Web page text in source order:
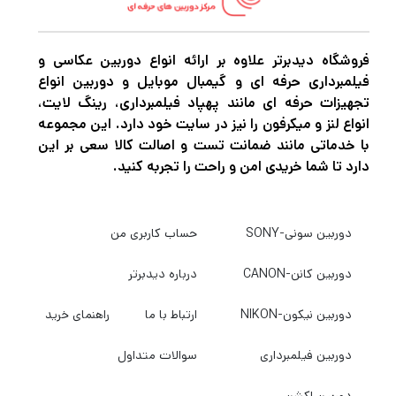
فروشگاه دیدبرتر علاوه بر ارائه انواع دوربین عکاسی و
فیلمبرداری حرفه ای و گیمبال موبایل و دوربین انواع
تجهیزات حرفه ای مانند پهپاد فیلمبرداری، رینگ لایت،
انواع لنز و میکرفون را نیز در سایت خود دارد. این مجموعه
با خدماتی مانند ضمانت تست و اصالت کالا سعی بر این
دارد تا شما خریدی امن و راحت را تجربه کنید.
دوربین سونی-SONY
دوربین کانن-CANON
دوربین نیکون-NIKON
دوربین فیلمبرداری
حساب کاربری من
درباره دیدبرتر
ارتباط با ما راهنمای خرید
سوالات متداول